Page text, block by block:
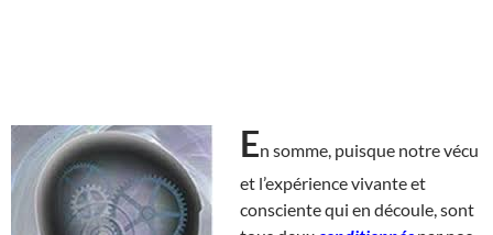
En somme, puisque notre vécu
et l’expérience vivante et
consciente qui en découle, sont